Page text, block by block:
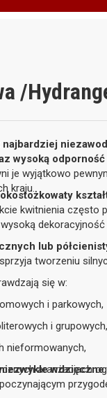
/
najbardziej
wysoką
je wyjątkowo
kraju.
kwitnienia często
dekoracyjność
lub
tworzeniu
się w:
i parkowych,
i grupowych,
nieformowanych,
aranżacjach
wdzięczne